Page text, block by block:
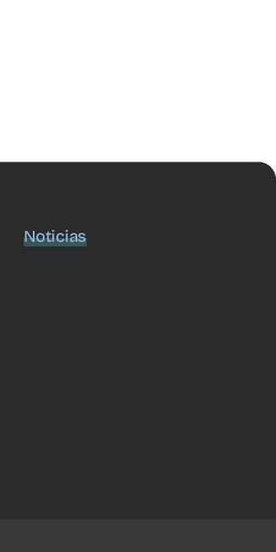
Noticias